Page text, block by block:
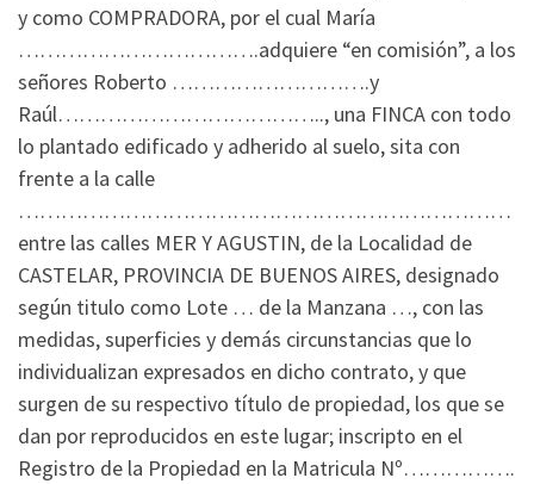
y como COMPRADORA, por el cual María
…………………………….adquiere “en comisión”, a los
señores Roberto ……………………….y
Raúl……………………………….., una FINCA con todo
lo plantado edificado y adherido al suelo, sita con
frente a la calle
……………………………………………………………
entre las calles MER Y AGUSTIN, de la Localidad de
CASTELAR, PROVINCIA DE BUENOS AIRES, designado
según titulo como Lote … de la Manzana …, con las
medidas, superficies y demás circunstancias que lo
individualizan expresados en dicho contrato, y que
surgen de su respectivo título de propiedad, los que se
dan por reproducidos en este lugar; inscripto en el
Registro de la Propiedad en la Matricula Nº…………….